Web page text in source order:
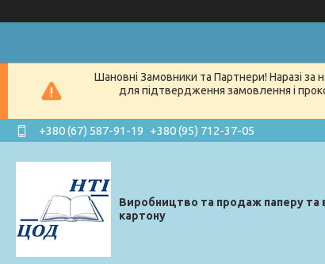
Шановні Замовники та Партнери! Наразі за
для підтвердження замовлення і
+380 (67) 587-91-19 +380 (95) 712-37-05
Виробництво та продаж паперу та
картону